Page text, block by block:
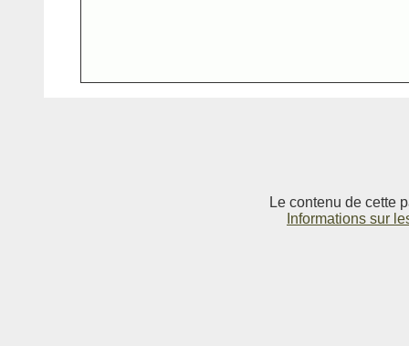
Le contenu de cette
Informations sur